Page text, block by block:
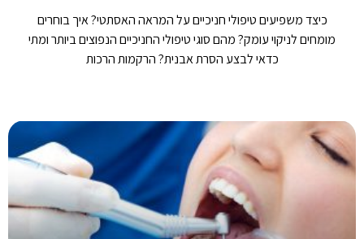
כיצד משפיעים טיפולי חניכיים על המראה האסתטי? איך בוחרים
מומחים לניקוי עומק? מהם סוגי טיפולי החניכיים הנפוצים ביותר ומתי
כדאי לבצע הסרת אבנית? הרקמות הרכות